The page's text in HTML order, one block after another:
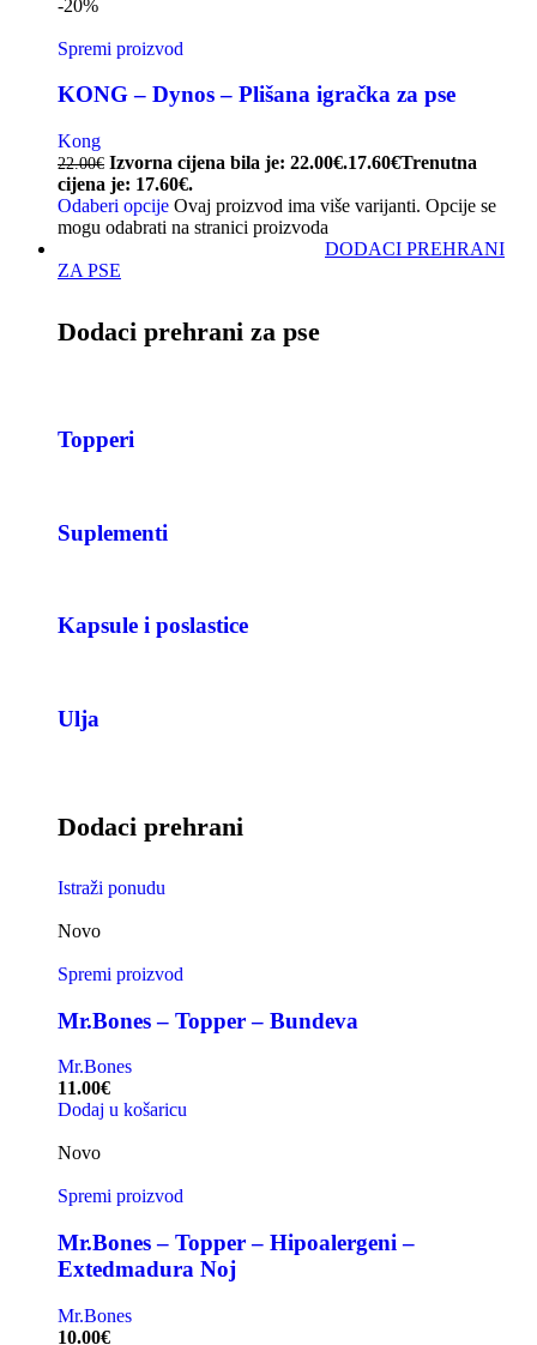
-20%
Spremi proizvod
KONG – Dynos – Plišana igračka za pse
Kong
22.00€ Izvorna cijena bila je: 22.00€.17.60€Trenutna
cijena je: 17.60€.
Odaberi opcije Ovaj proizvod ima više varijanti. Opcije se
mogu odabrati na stranici proizvoda
DODACI PREHRANI
ZA PSE
Dodaci prehrani za pse
Topperi
Suplementi
Kapsule i poslastice
Ulja
Dodaci prehrani
Istraži ponudu
Novo
Spremi proizvod
Mr.Bones – Topper – Bundeva
Mr.Bones
11.00€
Dodaj u košaricu
Novo
Spremi proizvod
Mr.Bones – Topper – Hipoalergeni –
Extedmadura Noj
Mr.Bones
10.00€